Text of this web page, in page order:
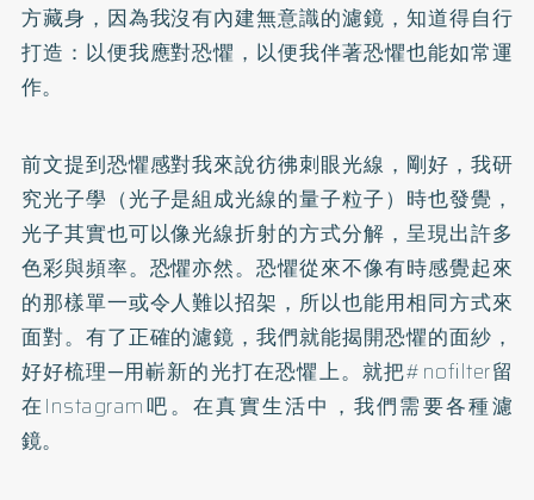
方藏身，因為我沒有內建無意識的濾鏡，知道得自行
打造：以便我應對恐懼，以便我伴著恐懼也能如常運
作。
前文提到恐懼感對我來說彷彿刺眼光線，剛好，我研
究光子學（光子是組成光線的量子粒子）時也發覺，
光子其實也可以像光線折射的方式分解，呈現出許多
色彩與頻率。恐懼亦然。恐懼從來不像有時感覺起來
的那樣單一或令人難以招架，所以也能用相同方式來
面對。有了正確的濾鏡，我們就能揭開恐懼的面紗，
好好梳理─用嶄新的光打在恐懼上。就把#nofilter留
在Instagram吧。在真實生活中，我們需要各種濾
鏡。